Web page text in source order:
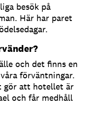
besök på
Här har paret
och det finns en
förväntningar.
gör att hotellet är
och får medhåll